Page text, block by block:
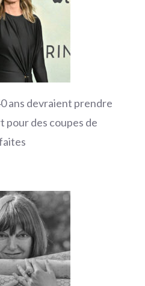
ans devraient prendre
pour des coupes de